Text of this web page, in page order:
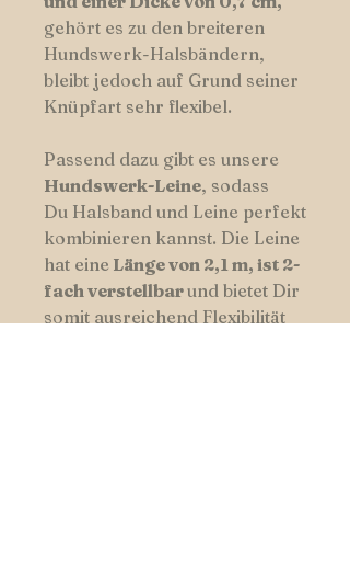
gehört es zu den breiteren
Hundswerk-Halsbändern,
bleibt jedoch auf Grund seiner
Knüpfart sehr flexibel.
Passend dazu gibt es unsere
Hundswerk-Leine, sodass
Du Halsband und Leine perfekt
kombinieren kannst. Die Leine
hat eine Länge von 2,1 m, ist 2-
fach verstellbarund bietet Dir
somit ausreichend Flexibilität